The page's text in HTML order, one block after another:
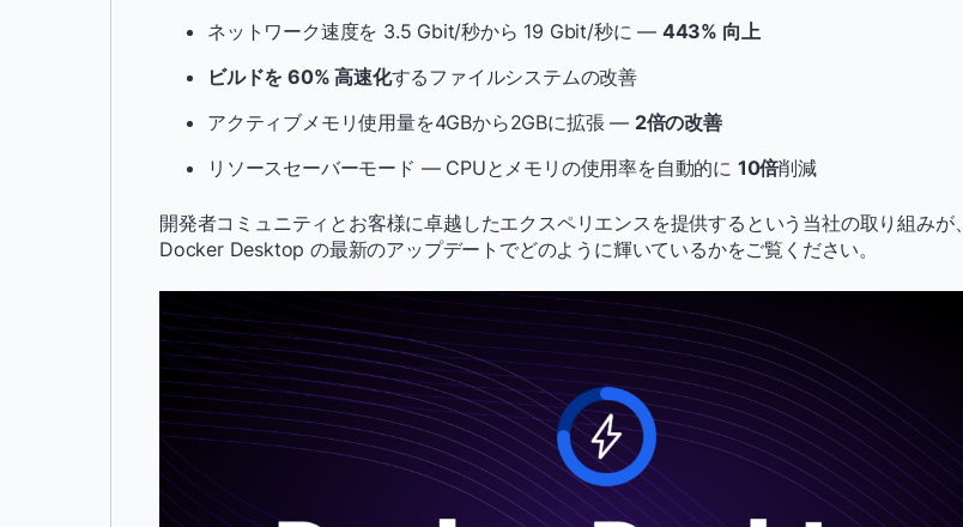
ネットワーク速度を 3.5 Gbit/秒から 19 Gbit/秒に — 443% 向上
ビルドを 60% 高速化するファイルシステムの改善
アクティブメモリ使用量を4GBから2GBに拡張 — 2倍の改善
リソースセーバーモード — CPUとメモリの使用率を自動的に 10倍削減
開発者コミュニティとお客様に卓越したエクスペリエンスを提供するという当社の取り組みが、
Docker Desktop の最新のアップデートでどのように輝いているかをご覧ください。